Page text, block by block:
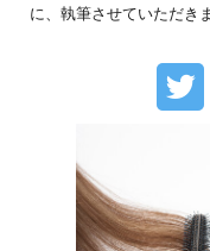
に、執筆させていただき